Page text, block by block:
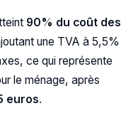
90% du coût des
une TVA à 5,5%
ce qui représente
le ménage, après
euros.